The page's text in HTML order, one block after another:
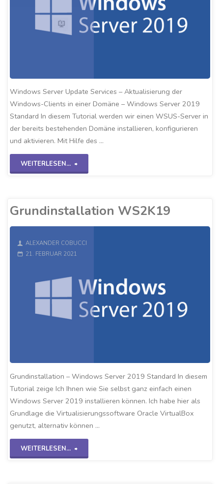
Windows Server Update Services – Aktualisierung der
Windows-Clients in einer Domäne – Windows Server 2019
Standard In diesem Tutorial werden wir einen WSUS-Server in
der bereits bestehenden Domäne installieren, konfigurieren
und aktivieren. Mit Hilfe des …
WEITERLESEN...
"WSUS-
Grundinstallation WS2K19
ALEXANDER COBUCCI
21. FEBRUAR 2021
Grundinstallation – Windows Server 2019 Standard In diesem
Tutorial zeige Ich Ihnen wie Sie selbst ganz einfach einen
Windows Server 2019 installieren können. Ich habe hier als
Grundlage die Virtualisierungssoftware Oracle VirtualBox
genutzt, alternativ können …
WEITERLESEN...
"Grundinstallation